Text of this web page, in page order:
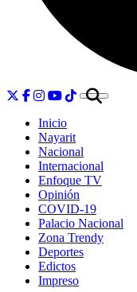
Inicio
Nayarit
Nacional
Internacional
Enfoque TV
Opinión
COVID-19
Palacio Nacional
Zona Trendy
Deportes
Edictos
Impreso